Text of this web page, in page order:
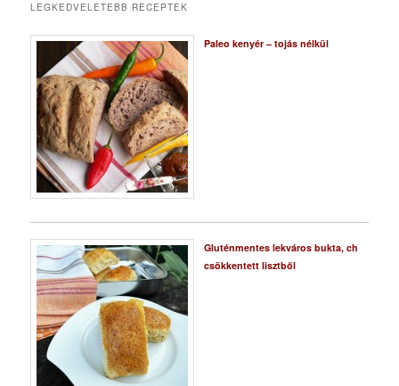
LEGKEDVELETEBB RECEPTEK
Paleo kenyér – tojás nélkül
Gluténmentes lekváros bukta, ch
csökkentett lisztből